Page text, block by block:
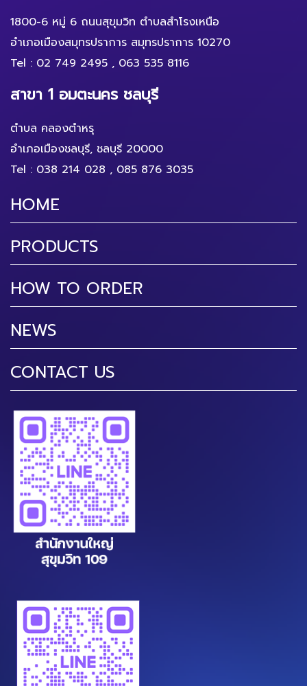
1800-6 หมู่ 6 ถนนสุขุมวิท ตำบลสำโรงเหนือ
อำเภอเมืองสมุทรปราการ สมุทรปราการ 10270
Tel : 02 749 2495 , 063 535 8116
สาขา 1 อมตะนคร ชลบุรี
ตำบล คลองตำหรุ
อำเภอเมืองชลบุรี, ชลบุรี 20000
Tel : 038 214 028 , 085 876 3035
HOME
PRODUCTS
HOW TO ORDER
NEWS
CONTACT US